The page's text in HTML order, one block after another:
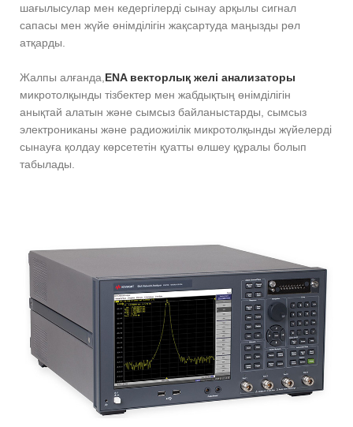
шағылысулар мен кедергілерді сынау арқылы сигнал
сапасы мен жүйе өнімділігін жақсартуда маңызды рөл
атқарды.
Жалпы алғанда, ENA векторлық желі анализаторы
микротолқынды тізбектер мен жабдықтың өнімділігін
анықтай алатын және сымсыз байланыстарды, сымсыз
электрониканы және радиожиілік микротолқынды жүйелерді
сынауға қолдау көрсететін қуатты өлшеу құралы болып
табылады.